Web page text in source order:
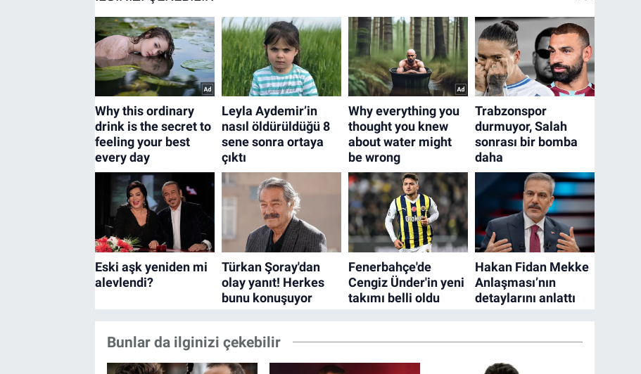
Bunlar da ilginizi çekebilir